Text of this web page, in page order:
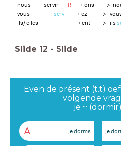
nous servir
- IR + ons ->
vous
serv+ ez ->
ils/ elles + ent -> ils
Slide 12 - Slide
Even de présent (t.t)
volgende
je ~ (dormir)
A je dorms je dort